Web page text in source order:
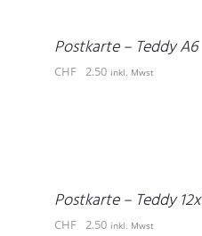
Postkarte – Teddy A6
CHF 2.50 inkl. Mwst
Postkarte – Teddy
CHF 2.50 inkl. Mwst